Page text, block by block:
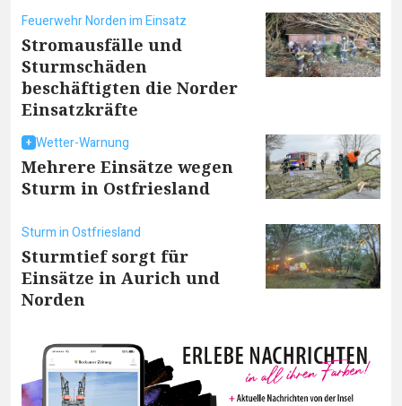
Feuerwehr Norden im Einsatz
Stromausfälle und
Sturmschäden
beschäftigten die Norder
Einsatzkräfte
Wetter-Warnung
Mehrere Einsätze wegen
Sturm in Ostfriesland
Sturm in Ostfriesland
Sturmtief sorgt für
Einsätze in Aurich und
Norden